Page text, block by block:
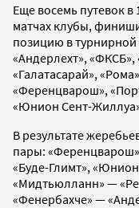
Еще восемь путевок
матчах клубы,
позицию в турнирной
«Андерлехт», «ФКСБ»,
«Галатасарай»,
«Ференцварош»,
«Юнион Сент-
В результате
пары:
«Буде-Глимт»,
«Мидтьюлланн» —
«Фенербахче» —